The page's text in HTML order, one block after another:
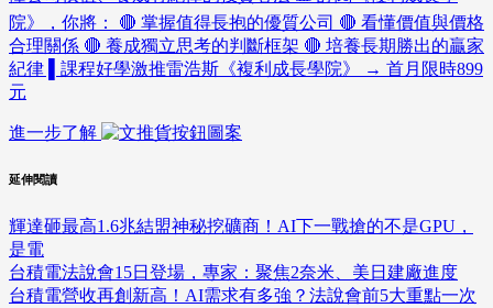
院》，你將： 🔴 掌握值得長抱的優質公司 🔴 看懂價值與價格
合理關係 🔴 養成獨立思考的判斷框架 🔴 培養長期勝出的贏家
紀律 ▌課程好學激推雷浩斯《複利成長學院》 → 首月限時899
元
進一步了解
延伸閱讀
輝達砸最高1.6兆結盟神秘挖礦商！AI下一戰搶的不是GPU，
是電
台積電法說會15日登場，專家：聚焦2奈米、美日建廠進度
台積電營收再創新高！AI需求有多強？法說會前5大重點一次